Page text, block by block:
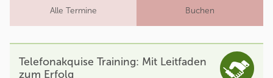
Alle Termine Buchen
Telefonakquise Training: Mit Leitfaden
zum Erfolg